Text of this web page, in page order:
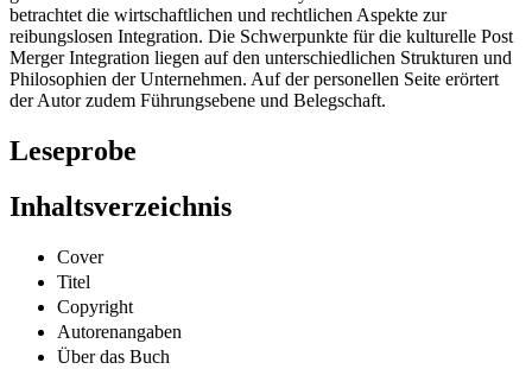
betrachtet die wirtschaftlichen und rechtlichen Aspekte zur
reibungslosen Integration. Die Schwerpunkte für die kulturelle Post
Merger Integration liegen auf den unterschiedlichen Strukturen und
Philosophien der Unternehmen. Auf der personellen Seite erörtert
der Autor zudem Führungsebene und Belegschaft.
Leseprobe
Inhaltsverzeichnis
Cover
Titel
Copyright
Autorenangaben
Über das Buch